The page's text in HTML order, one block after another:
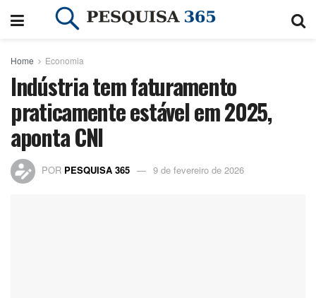
Home Economia
Indústria tem faturamento
praticamente estável em 2025,
aponta CNI
POR PESQUISA 365 9 de fevereiro de 2026